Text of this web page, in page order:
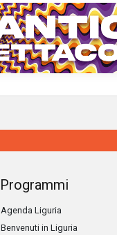
Programmi
Agenda Liguria
Benvenuti in Liguria